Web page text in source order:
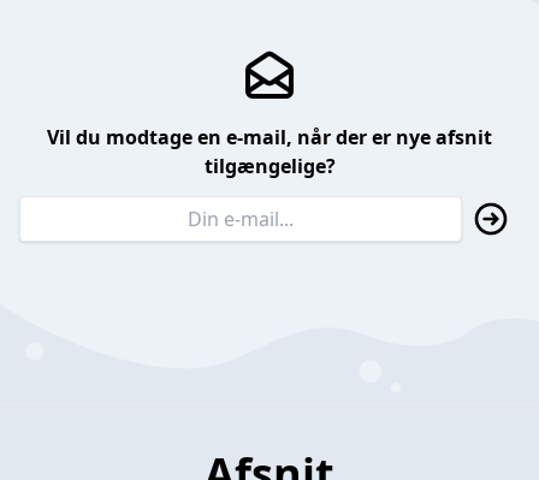
Vil du modtage en e-mail, når der er nye afsnit
tilgængelige?